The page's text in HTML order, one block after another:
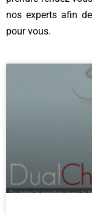
nos experts afin
pour vous.